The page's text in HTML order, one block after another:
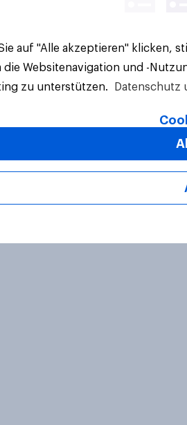
auf "Alle akzeptieren" klicken,
die Websitenavigation und -
zu unterstützen.
Datenschutz